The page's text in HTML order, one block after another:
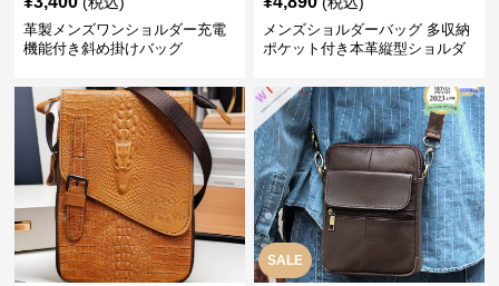
革製メンズワンショルダー充電
機能付き斜め掛けバッグ
メンズショルダーバッグ 多収納
ポケット付き本革縦型ショルダ
SALE